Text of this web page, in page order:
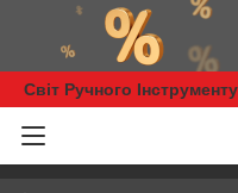
Світ Ручного Інструменту